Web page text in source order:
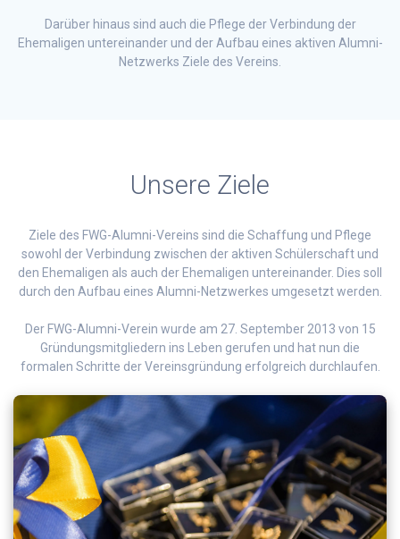
Darüber hinaus sind auch die Pflege der Verbindung der
Ehemaligen untereinander und der Aufbau eines aktiven Alumni-
Netzwerks Ziele des Vereins.
Unsere Ziele
Ziele des FWG-Alumni-Vereins sind die Schaffung und Pflege
sowohl der Verbindung zwischen der aktiven Schülerschaft und
den Ehemaligen als auch der Ehemaligen untereinander. Dies soll
durch den Aufbau eines Alumni-Netzwerkes umgesetzt werden.
Der FWG-Alumni-Verein wurde am 27. September 2013 von 15
Gründungsmitgliedern ins Leben gerufen und hat nun die
formalen Schritte der Vereinsgründung erfolgreich durchlaufen.